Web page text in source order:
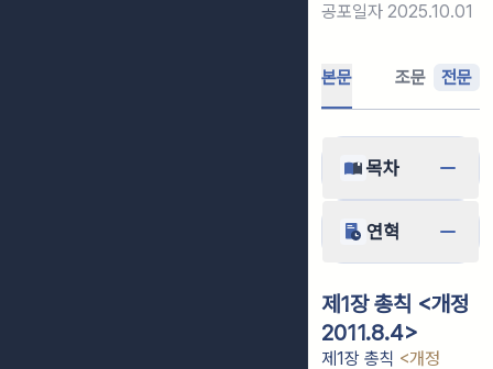
공포일자 2025.10.01
본문 조문 전문
목차
연혁
제1장 총칙 <개정
2011.8.4>
제1장 총칙 <개정